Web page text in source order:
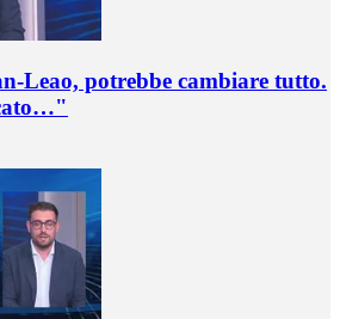
Leao, potrebbe cambiare tutto.